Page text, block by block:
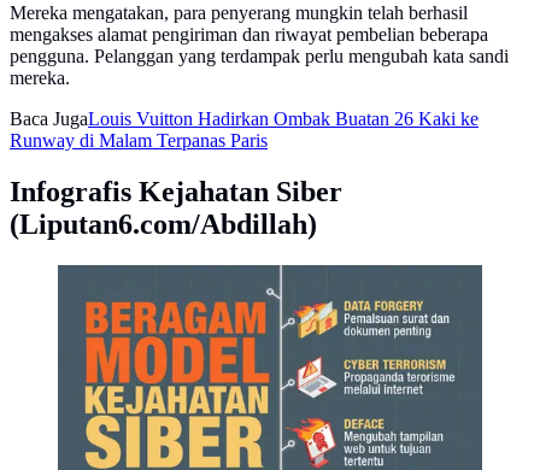
Mereka mengatakan, para penyerang mungkin telah berhasil
mengakses alamat pengiriman dan riwayat pembelian beberapa
pengguna. Pelanggan yang terdampak perlu mengubah kata sandi
mereka.
Baca JugaLouis Vuitton Hadirkan Ombak Buatan 26 Kaki ke
Runway di Malam Terpanas Paris
Infografis Kejahatan Siber
(Liputan6.com/Abdillah)